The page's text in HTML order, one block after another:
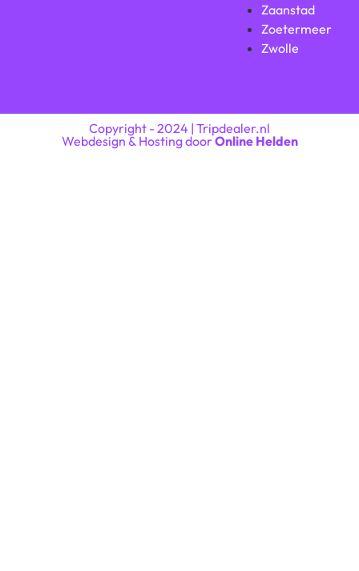
Zaanstad
Zoetermeer
Zwolle
Copyright - 2024 | Tripdealer.nl
Webdesign & Hosting doorOnline Helden